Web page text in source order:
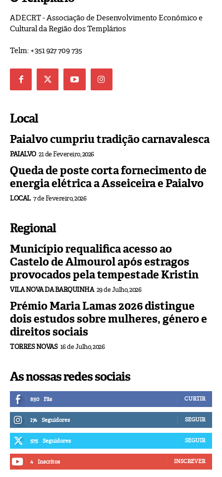
ADECRT - Associação de Desenvolvimento Económico e
Cultural da Região dos Templários
Telm: +351 927 709 735
Local
Paialvo cumpriu tradição carnavalesca
PAIALVO 21 de Fevereiro, 2026
Queda de poste corta fornecimento de
energia elétrica a Asseiceira e Paialvo
LOCAL 7 de Fevereiro, 2026
Regional
Município requalifica acesso ao
Castelo de Almourol após estragos
provocados pela tempestade Kristin
VILA NOVA DA BARQUINHA 29 de Julho, 2026
Prémio Maria Lamas 2026 distingue
dois estudos sobre mulheres, género e
direitos sociais
TORRES NOVAS 16 de Julho, 2026
As nossas redes sociais
850 Fãs CURTIR
174 Seguidores SEGUIR
575 Seguidores SEGUIR
4 Inscritos INSCREVER